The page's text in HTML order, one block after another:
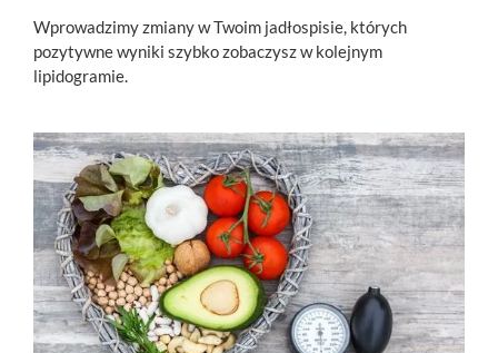
Wprowadzimy zmiany w Twoim jadłospisie, których
pozytywne wyniki szybko zobaczysz w kolejnym
lipidogramie.